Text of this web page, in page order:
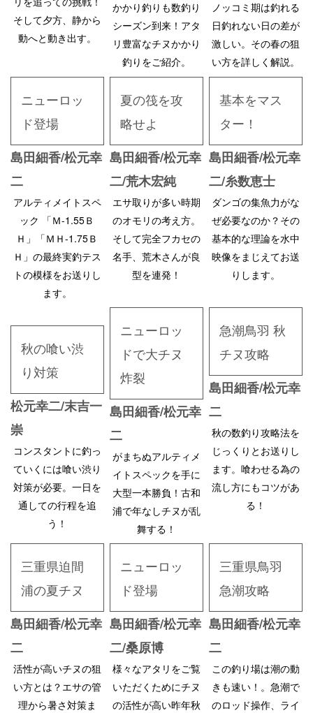
そして夕方、静から
動へと動き出す。
かかり釣りも数釣り
シーズン到来！アタ
リ豊富なチヌかかり
釣りをご紹介。
ノッコミ期は釣れる
日釣れない日の差が
激しい。その春の狙
い方を詳しく解説。
ニューロッ
ド登場
島田細香/松元幸
二
アルティメイトスペ
ック 「Ｍ-1.55Ｂ
Ｈ」「ＭＨ-1.75Ｂ
Ｈ」の最終実釣テス
トの模様をお送りし
ます。
夏の筏を攻
略せよ
島田細香/松元幸
二/荒木宏純
エサ取りが多い時期
のオモリの考え方。
そして完全フカセの
名手、荒木さんが良
型を連発！
基本をマス
ター！
島田細香/松元幸
二/糸数恵士
ダンゴの集魚力がな
ぜ必要なのか？その
基本的な理論を水中
映像をまじえてお送
りします。
秋の喰い渋
り対策
松元幸二/末吉一
崇
コンスタントに釣っ
ていくには喰い渋り
対策が必要。一日を
通しての行程を追
う！
ニューロッ
ドで大チヌ
炸裂
島田細香/松元幸
二
がまちぬアルティメ
イトスペックを手に
大型一本勝負！古和
浦で年なしチヌが乱
舞する！
急潮鳥羽 秋
チヌ攻略
島田細香/松元幸
二
秋の数釣り攻略法を
じっくりとお送りし
ます。喰わせる為の
流し方にもコツがあ
る！
三重県迫間
浦の夏チヌ
島田細香/松元幸
二
活性が高いチヌの狙
い方とは？エサの管
理から暑さ対策ま
ニューロッ
ド登場
島田細香/松元幸
二/桑原博
様々なアタリをご覧
いただくためにチヌ
の活性が高い昨年秋
三重県鳥羽
急潮攻略
島田細香/松元幸
二
この釣り場は潮の動
きも速い！。急潮で
のロッド操作、ライ